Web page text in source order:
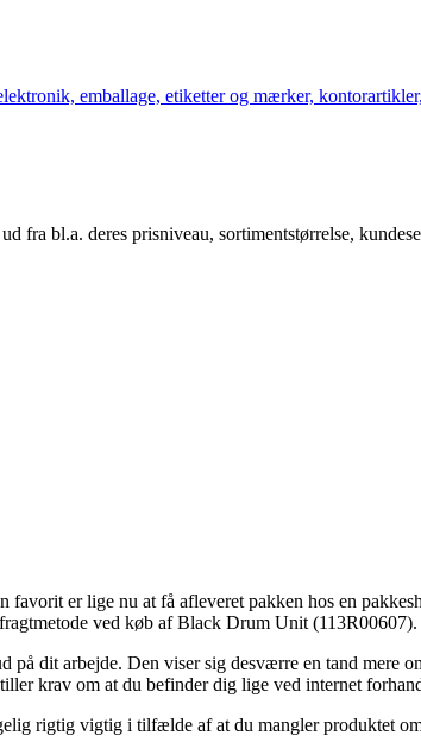
emballage, etiketter og mærker,
fra bl.a. deres prisniveau, sortimentstørrelse,
er lige nu at få afleveret pakken hos en
ved køb af Black Drum Unit (113R00607).
på dit arbejde. Den viser sig desværre en tand mere
krav om at du befinder dig lige ved internet
rigtig vigtig i tilfælde af at du mangler produktet